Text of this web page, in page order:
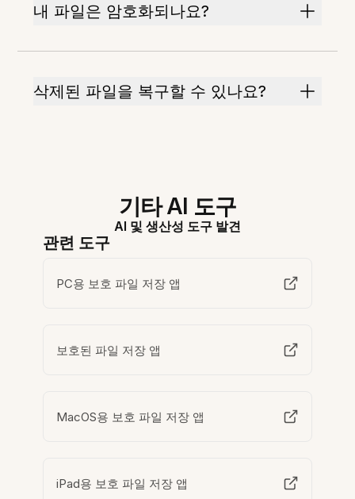
내 파일은 암호화되나요?
삭제된 파일을 복구할 수 있나요?
기타 AI 도구
AI 및 생산성 도구 발견
관련 도구
PC용 보호 파일 저장 앱
보호된 파일 저장 앱
MacOS용 보호 파일 저장 앱
iPad용 보호 파일 저장 앱